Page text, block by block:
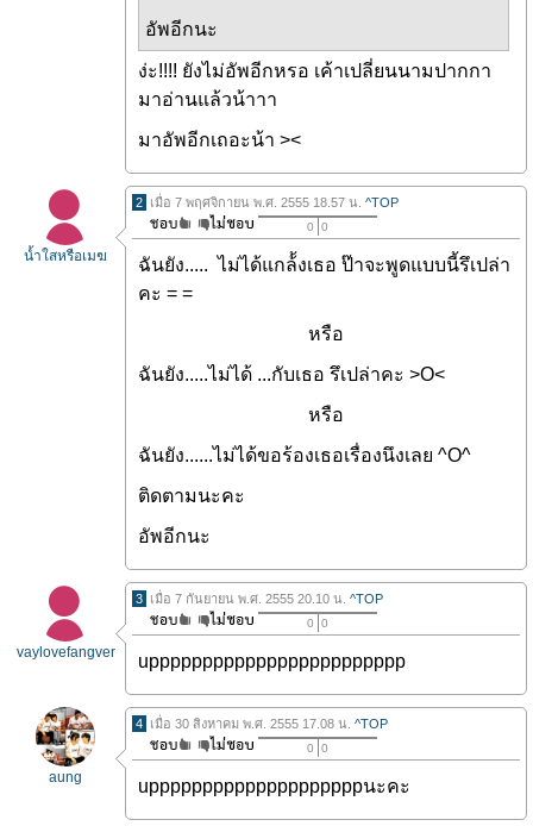
อัพอีกนะ
ง่ะ!!!! ยังไม่อัพอีกหรอ เค้าเปลี่ยนนามปากกา
มาอ่านแล้วน้าาา
มาอัพอีกเถอะน้า ><
น้ำใสหรือเมฆ
2 เมื่อ 7 พฤศจิกายน พ.ศ. 2555 18.57 น. ^TOP
0 0
ฉันยัง..... ไม่ได้แกล้้งเธอ ป๊าจะพูดแบบนี้รึเปล่า
คะ = =
หรือ
ฉันยัง.....ไม่ได้ ...กับเธอ รึเปล่าคะ >O<
หรือ
ฉันยัง......ไม่ได้ขอร้องเธอเรื่องนึงเลย ^O^
ติดตามนะคะ
อัพอีกนะ
vaylovefangver
3 เมื่อ 7 กันยายน พ.ศ. 2555 20.10 น. ^TOP
0 0
upppppppppppppppppppppppp
aung
4 เมื่อ 30 สิงหาคม พ.ศ. 2555 17.08 น. ^TOP
0 0
uppppppppppppppppppppนะคะ